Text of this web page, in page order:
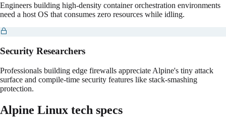
Engineers building high-density container orchestration environments
need a host OS that consumes zero resources while idling.
Security Researchers
Professionals building edge firewalls appreciate Alpine's tiny attack
surface and compile-time security features like stack-smashing
protection.
Alpine Linux tech specs